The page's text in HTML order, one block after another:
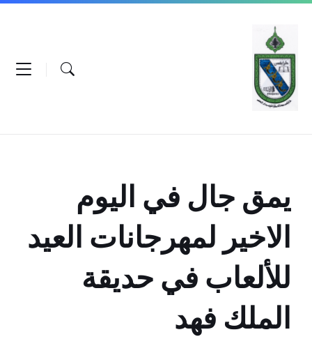
Skip
content
Skip
navigation
Skip
يمق جال في اليوم
الاخير لمهرجانات العيد
للألعاب في حديقة
الملك فهد